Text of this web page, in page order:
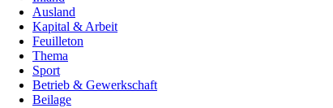
Ausland
Kapital & Arbeit
Feuilleton
Thema
Sport
Betrieb & Gewerkschaft
Beilage